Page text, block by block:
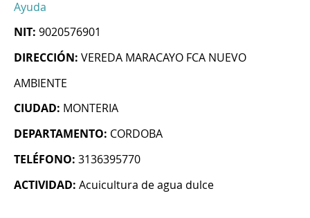
Ayuda
NIT: 9020576901
DIRECCIÓN: VEREDA MARACAYO FCA NUEVO
AMBIENTE
CIUDAD: MONTERIA
DEPARTAMENTO: CORDOBA
TELÉFONO: 3136395770
ACTIVIDAD: Acuicultura de agua dulce